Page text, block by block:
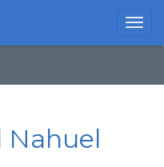
Nahuel